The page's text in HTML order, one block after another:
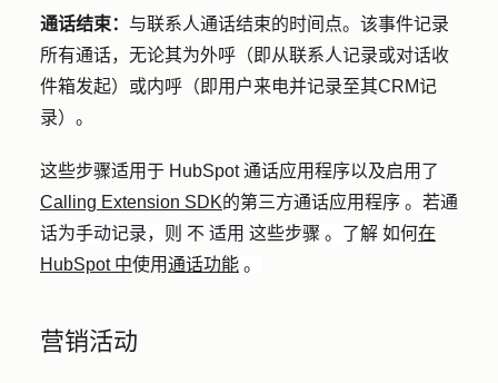
通话结束： 与联系人通话结束的时间点。该事件记录
所有通话，无论其为外呼（即从联系人记录或对话收
件箱发起）或内呼（即用户来电并记录至其CRM记
录）。
这些步骤适用于 HubSpot 通话应用程序以及启用了
Calling Extension SDK的第三方通话应用程序 。若通
话为手动记录，则 不 适用 这些步骤 。了解 如何在
HubSpot 中使用通话功能 。
营销活动